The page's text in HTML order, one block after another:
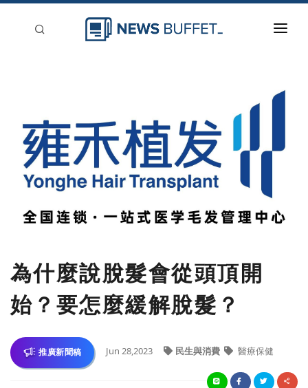
登入
刊登
為什麼說脫髮會從頭頂開
始？要怎麼緩解脫髮？
推廣新聞稿 Jun 28,2023 民生與消費 醫療保健